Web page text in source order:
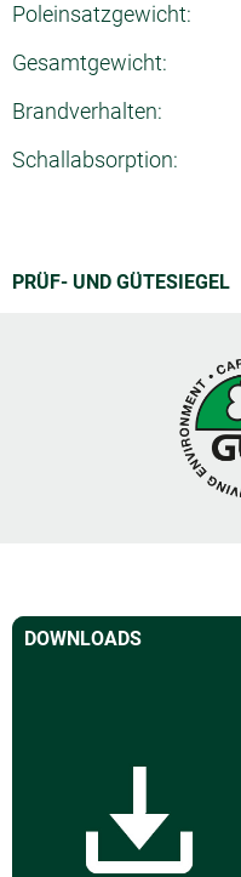
Poleinsatzgewicht:
Gesamtgewicht:
Brandverhalten:
Schallabsorption:
PRÜF- UND GÜTESIEGEL
DOWNLOADS